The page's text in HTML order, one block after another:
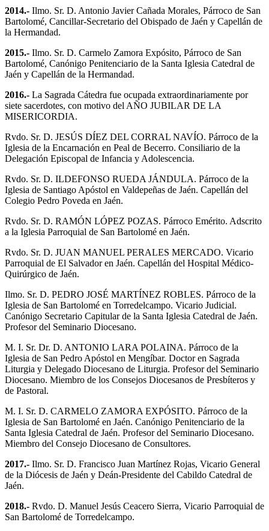
2014.- Ilmo. Sr. D. Antonio Javier Cañada Morales, Párroco de San
Bartolomé, Cancillar-Secretario del Obispado de Jaén y Capellán de
la Hermandad.
2015.- Ilmo. Sr. D. Carmelo Zamora Expósito, Párroco de San
Bartolomé, Canónigo Penitenciario de la Santa Iglesia Catedral de
Jaén y Capellán de la Hermandad.
2016.- La Sagrada Cátedra fue ocupada extraordinariamente por
siete sacerdotes, con motivo del AÑO JUBILAR DE LA
MISERICORDIA.
Rvdo. Sr. D. JESÚS DÍEZ DEL CORRAL NAVÍO. Párroco de la
Iglesia de la Encarnación en Peal de Becerro. Consiliario de la
Delegación Episcopal de Infancia y Adolescencia.
Rvdo. Sr. D. ILDEFONSO RUEDA JÁNDULA. Párroco de la
Iglesia de Santiago Apóstol en Valdepeñas de Jaén. Capellán del
Colegio Pedro Poveda en Jaén.
Rvdo. Sr. D. RAMÓN LÓPEZ POZAS. Párroco Emérito. Adscrito
a la Iglesia Parroquial de San Bartolomé en Jaén.
Rvdo. Sr. D. JUAN MANUEL PERALES MERCADO. Vicario
Parroquial de El Salvador en Jaén. Capellán del Hospital Médico-
Quirúrgico de Jaén.
Ilmo. Sr. D. PEDRO JOSÉ MARTÍNEZ ROBLES. Párroco de la
Iglesia de San Bartolomé en Torredelcampo. Vicario Judicial.
Canónigo Secretario Capitular de la Santa Iglesia Catedral de Jaén.
Profesor del Seminario Diocesano.
M. I. Sr. Dr. D. ANTONIO LARA POLAINA. Párroco de la
Iglesia de San Pedro Apóstol en Mengíbar. Doctor en Sagrada
Liturgia y Delegado Diocesano de Liturgia. Profesor del Seminario
Diocesano. Miembro de los Consejos Diocesanos de Presbíteros y
de Pastoral.
M. I. Sr. D. CARMELO ZAMORA EXPÓSITO. Párroco de la
Iglesia de San Bartolomé en Jaén. Canónigo Penitenciario de la
Santa Iglesia Catedral de Jaén. Profesor del Seminario Diocesano.
Miembro del Consejo Diocesano de Consultores.
2017.- Ilmo. Sr. D. Francisco Juan Martínez Rojas, Vicario General
de la Diócesis de Jaén y Deán-Presidente del Cabildo Catedral de
Jaén.
2018.- Rvdo. D. Manuel Jesús Ceacero Sierra, Vicario Parroquial de
San Bartolomé de Torredelcampo.